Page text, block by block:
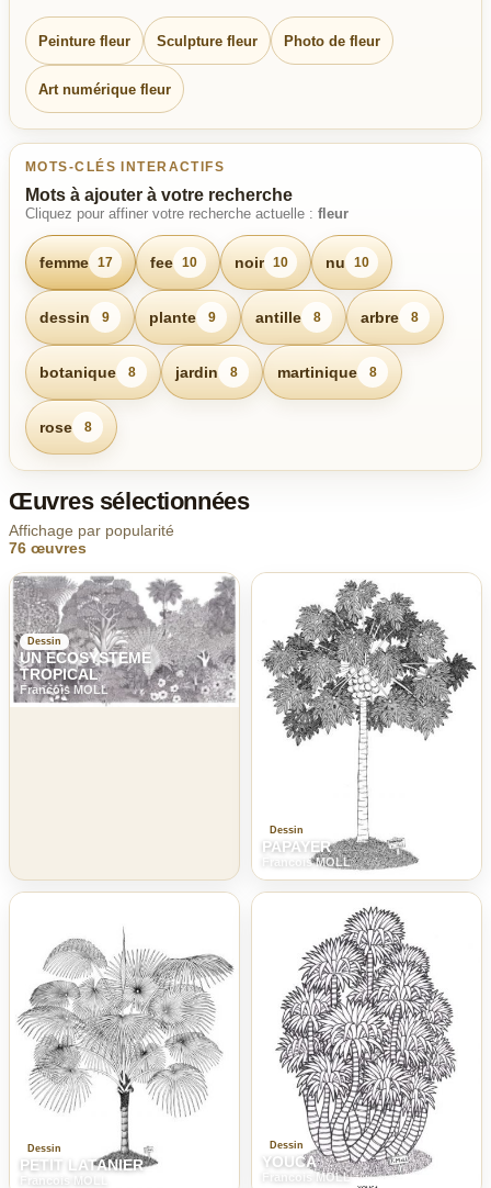
Peinture fleur Sculpture fleur Photo de fleur
Art numérique fleur
MOTS-CLÉS INTERACTIFS
Mots à ajouter à votre recherche
Cliquez pour affiner votre recherche actuelle : fleur
femme 17 fee 10 noir 10 nu 10
dessin 9 plante 9 antille 8 arbre 8
botanique 8 jardin 8 martinique 8
rose 8
Œuvres sélectionnées
Affichage par popularité
76 œuvres
Dessin
UN ECOSYSTEME
TROPICAL
Francois MOLL
Dessin
PAPAYER
Francois MOLL
Dessin
PETIT LATANIER
Francois MOLL
Dessin
YOUCA
Francois MOLL